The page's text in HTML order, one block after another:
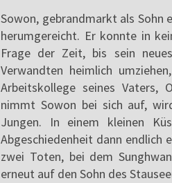
Sowon, gebrandmarkt als Sohn
herumgereicht. Er konnte in
Frage der Zeit, bis sein
Verwandten heimlich
Arbeitskollege seines Vaters,
nimmt Sowon bei sich auf,
Jungen. In einem kleinen
Abgeschiedenheit dann endlich
zwei Toten, bei dem
erneut auf den Sohn des